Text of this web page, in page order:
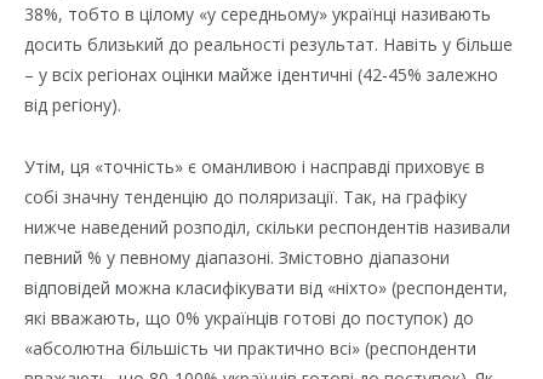
38%, тобто в цілому «у середньому» українці називають
досить близький до реальності результат. Навіть у більше
– у всіх регіонах оцінки майже ідентичні (42-45% залежно
від регіону).
Утім, ця «точність» є оманливою і насправді приховує в
собі значну тенденцію до поляризації. Так, на графіку
нижче наведений розподіл, скільки респондентів називали
певний % у певному діапазоні. Змістовно діапазони
відповідей можна класифікувати від «ніхто» (респонденти,
які вважають, що 0% українців готові до поступок) до
«абсолютна більшість чи практично всі» (респонденти